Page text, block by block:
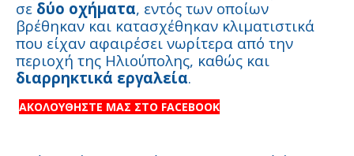
σε δύο οχήματα, εντός των οποίων
βρέθηκαν και κατασχέθηκαν κλιματιστικά
που είχαν αφαιρέσει νωρίτερα από την
περιοχή της Ηλιούπολης, καθώς και
διαρρηκτικά εργαλεία.
ΑΚΟΛΟΥΘΗΣΤΕ ΜΑΣ ΣΤΟ FACEBOOK